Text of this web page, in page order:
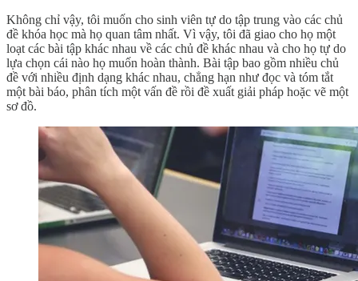
Không chỉ vậy, tôi muốn cho sinh viên tự do tập trung vào các chủ
đề khóa học mà họ quan tâm nhất. Vì vậy, tôi đã giao cho họ một
loạt các bài tập khác nhau về các chủ đề khác nhau và cho họ tự do
lựa chọn cái nào họ muốn hoàn thành. Bài tập bao gồm nhiều chủ
đề với nhiều định dạng khác nhau, chẳng hạn như đọc và tóm tắt
một bài báo, phân tích một vấn đề rồi đề xuất giải pháp hoặc vẽ một
sơ đồ.